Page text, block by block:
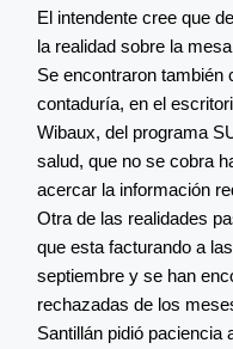
El intendente cree que
la realidad sobre la
Se encontraron también
contaduría, en el
Wibaux, del programa
salud, que no se cobra
acercar la información
Otra de las realidades
que esta facturando a
septiembre y se han
rechazadas de los
Santillán pidió